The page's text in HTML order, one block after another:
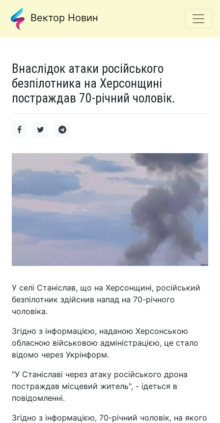
Вектор Новин
Внаслідок атаки російського
безпілотника на Херсонщині
постраждав 70-річний чоловік.
У селі Станіслав, що на Херсонщині, російський
безпілотник здійснив напад на 70-річного
чоловіка.
Згідно з інформацією, наданою Херсонською
обласною військовою адміністрацією, це стало
відомо через Укрінформ.
"У Станіславі через атаку російського дрона
постраждав місцевий житель", - ідеться в
повідомленні.
Згідно з інформацією, 70-річний чоловік, на якого